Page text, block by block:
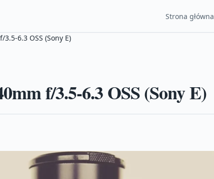
Strona główna
6.3 OSS (Sony E)
f/3.5-6.3 OSS (Sony E)